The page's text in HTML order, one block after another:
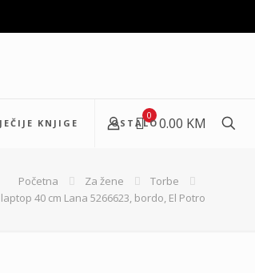
KNJIGE OSTALO
0 0.00 KM
Početna Za žene
Torbe
40 cm Lana 5266623, bordo, El Potro